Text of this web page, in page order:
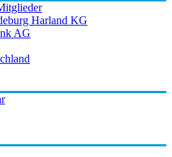
Harland KG
AG